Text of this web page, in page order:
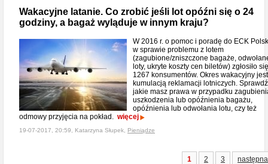
Wakacyjne latanie. Co zrobić jeśli lot opóźni się o 24
godziny, a bagaż wyląduje w innym kraju?
W 2016 r. o pomoc i poradę do ECK
w sprawie problemu z lotem
(zagubione/zniszczone bagaże,
loty, ukryte koszty cen biletów) zgłosiło się
1267 konsumentów. Okres wakacyjny jest
kumulacją reklamacji lotniczych. Sprawdź
jakie masz prawa w przypadku
uszkodzenia lub opóźnienia bagażu,
opóźnienia lub odwołania lotu, czy też
odmowy przyjęcia na pokład. więcej
19-07-2017, 20:59, Katarzyna Słupek, Pieniądze
1 2 3 następna